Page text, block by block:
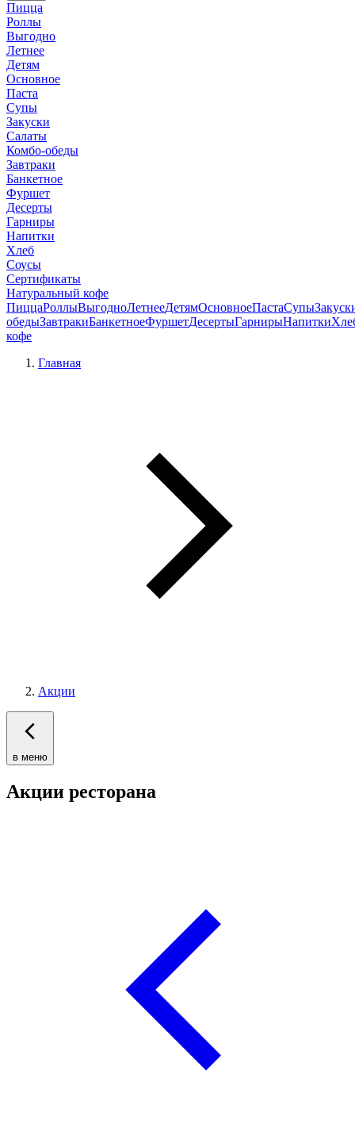
Пицца
Роллы
Выгодно
Летнее
Детям
Основное
Паста
Супы
Закуски
Салаты
Комбо-обеды
Завтраки
Банкетное
Фуршет
Десерты
Гарниры
Напитки
Хлеб
Соусы
Сертификаты
Натуральный кофе
ПиццаРоллыВыгодноЛетнееДетямОсновноеПастаСупы
обедыЗавтракиБанкетноеФуршетДесертыГарнирыНапитки
кофе
Главная
Акции
в меню
Акции ресторана